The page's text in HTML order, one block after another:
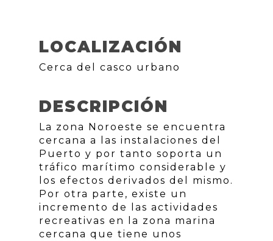
LOCALIZACIÓN
Cerca del casco urbano
DESCRIPCIÓN
La zona Noroeste se encuentra
cercana a las instalaciones del
Puerto y por tanto soporta un
tráfico marítimo considerable y
los efectos derivados del mismo.
Por otra parte, existe un
incremento de las actividades
recreativas en la zona marina
cercana que tiene unos